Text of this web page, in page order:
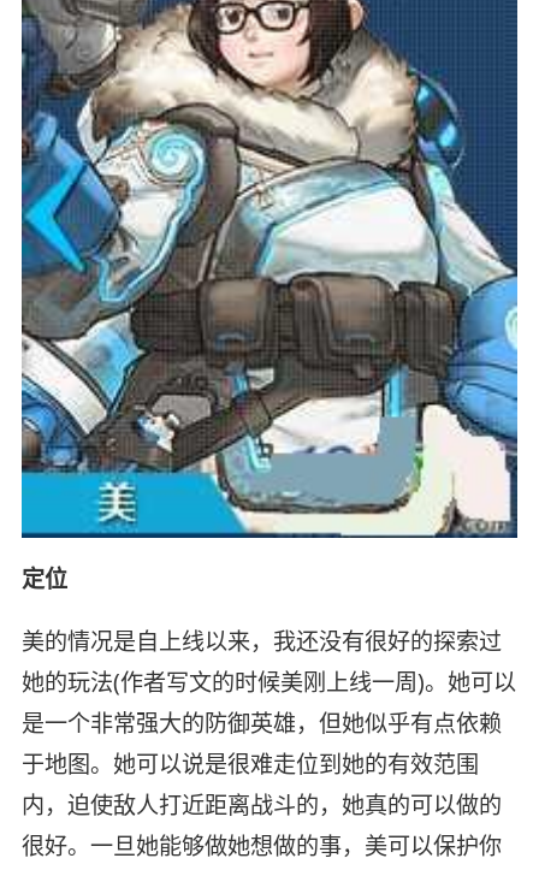
定位
美的情况是自上线以来，我还没有很好的探索过
她的玩法(作者写文的时候美刚上线一周)。她可以
是一个非常强大的防御英雄，但她似乎有点依赖
于地图。她可以说是很难走位到她的有效范围
内，迫使敌人打近距离战斗的，她真的可以做的
很好。一旦她能够做她想做的事，美可以保护你